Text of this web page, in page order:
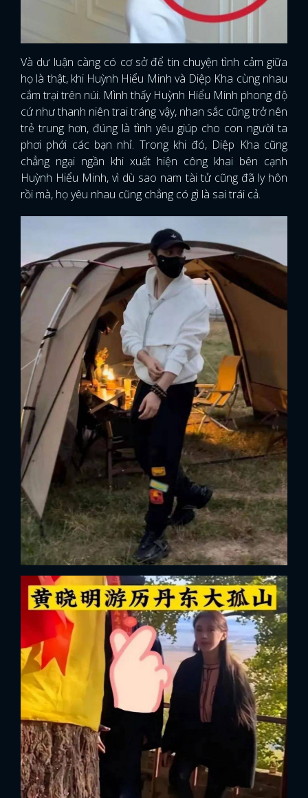
Và dư luận càng có cơ sở để tin chuyện tình cảm giữa
họ là thật, khi Huỳnh Hiểu Minh và Diệp Kha cùng nhau
cắm trại trên núi. Mình thấy Huỳnh Hiểu Minh phong độ
cứ như thanh niên trai tráng vậy, nhan sắc cũng trở nên
trẻ trung hơn, đúng là tình yêu giúp cho con người ta
phơi phới các bạn nhỉ. Trong khi đó, Diệp Kha cũng
chẳng ngại ngần khi xuất hiện công khai bên cạnh
Huỳnh Hiểu Minh, vì dù sao nam tài tử cũng đã ly hôn
rồi mà, họ yêu nhau cũng chẳng có gì là sai trái cả.